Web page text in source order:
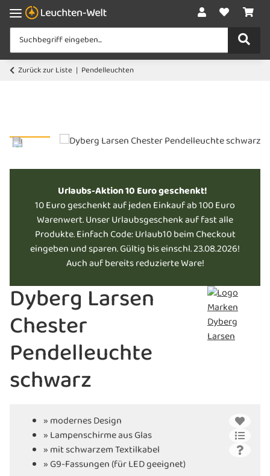
Zurück zur Liste Pendelleuchten
Urlaubs-Aktion 10 Euro geschenkt!
10 Euro geschenkt auf jeden Einkauf ab 100 Euro
Warenwert. Unser Urlaubsgeschenk auf fast alle
Produkte. Einfach Code: Urlaub10 beim Checkout
eingeben und sparen. Gültig bis einschl. 23.08.2026!
Auch auf bereits reduzierte Ware!
Dyberg Larsen
Chester
Pendelleuchte
schwarz
» modernes Design
» Lampenschirme aus Glas
» mit schwarzem Textilkabel
» G9-Fassungen (für LED geeignet)